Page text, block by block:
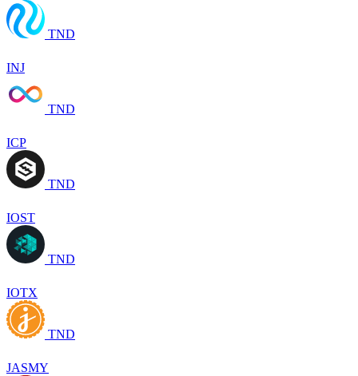
TND
INJ
TND
ICP
TND
IOST
TND
IOTX
TND
JASMY